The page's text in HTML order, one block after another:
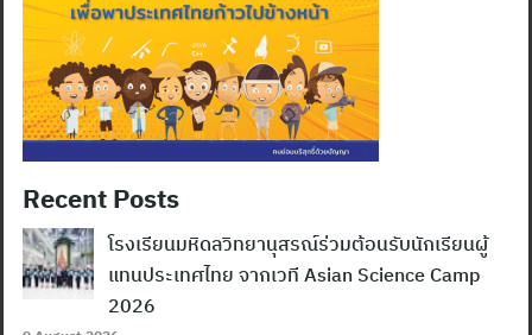
Recent Posts
โรงเรียนมหิดลวิทยานุสรณ์ร่วมต้อนรับนักเรียนผู้
แทนประเทศไทย จากเวที Asian Science Camp
2026